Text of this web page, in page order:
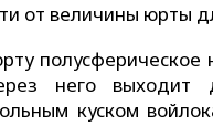
от величины юрты
него выходит
куском